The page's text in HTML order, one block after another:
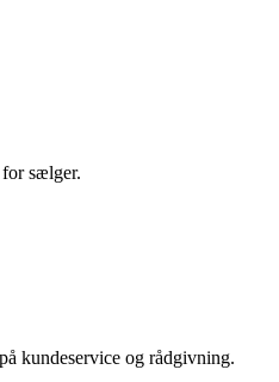
for sælger.
kundeservice og rådgivning.